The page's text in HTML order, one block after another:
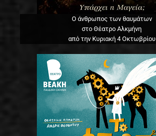
Ο άνθρωπος των θαυμάτων
στο Θέατρο Αλκμήνη
από την Κυριακή 4 Οκτωβρίου